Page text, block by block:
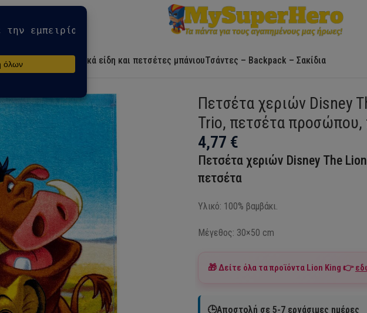
Λευκά είδη και πετσέτες μπάνιουΤσάντες – Backpack – Σακίδια
Trio, πετσέτα προσώπου, πετσέτα 30×50 cm
Πετσέτα χεριών Disney
Trio, πετσέτα προσώπου,
4,77 €
Πετσέτα χεριών Disney The
πετσέτα
Υλικό: 100% βαμβάκι.
Μέγεθος: 30×50 cm
🎁 Δείτε όλα τα προϊόντα Lion King 👉
🕒Αποστολή σε 5-7 εργάσιμες ημέρες